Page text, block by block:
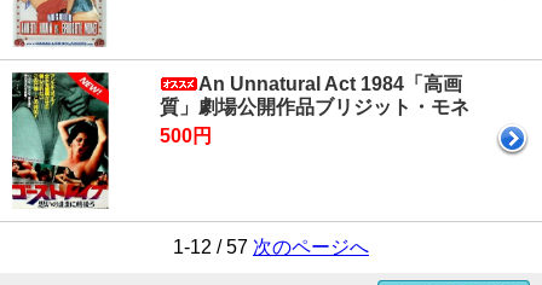
An Unnatural Act 1984「高画
質」劇場公開作品ブリジット・モネ
500円
1-12 / 57 次のページへ